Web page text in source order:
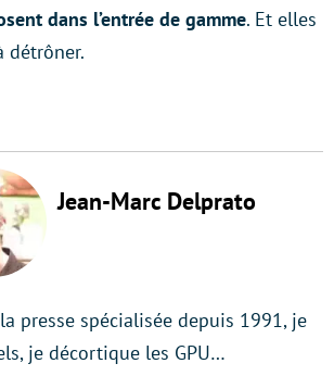
dans l’entrée de gamme. Et elles
détrôner.
Jean-Marc Delprato
presse spécialisée depuis 1991, je
je décortique les GPU…